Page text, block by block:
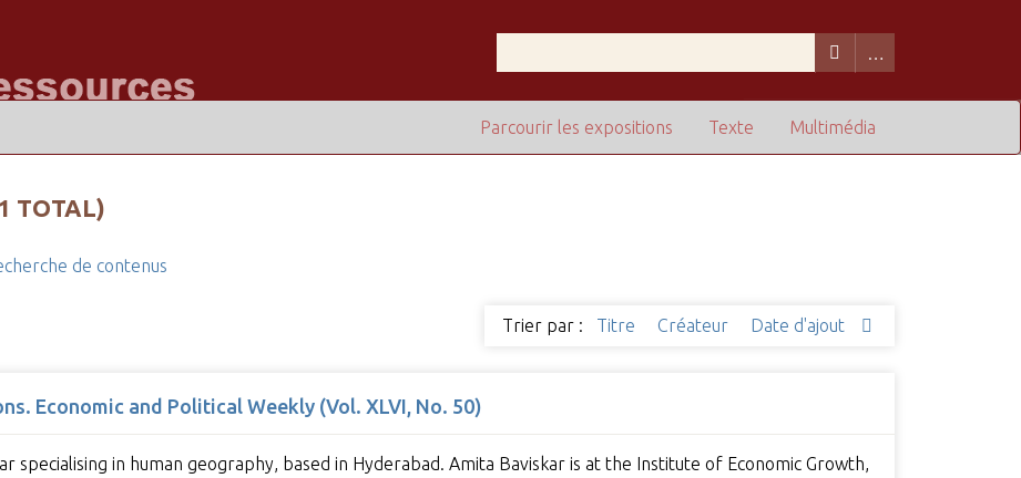
Multimédia
Texte
Parcourir les expositions
TOTAL)
de contenus
Trier par : Titre Créateur Date d'ajout
Economic and Political Weekly (Vol. XLVI, No. 50)
specialising in human geography, based in Hyderabad. Amita Baviskar is at the Institute of Economic Growth,